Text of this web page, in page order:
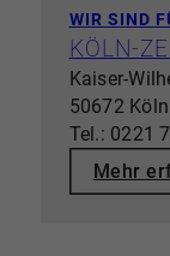
WIR SIND
KÖLN-
Kaiser-
50672 Köln
Tel.: 0221
Mehr